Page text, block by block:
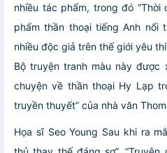
nhiều tác phẩm, trong đó
phẩm thần thoại tiếng Anh nổi
nhiều độc giả trên thế giới yêu
Bộ truyện tranh màu này
chuyện về thần thoại Hy Lạp
truyền thuyết” của nhà văn
Họa sĩ Seo Young Sau khi ra